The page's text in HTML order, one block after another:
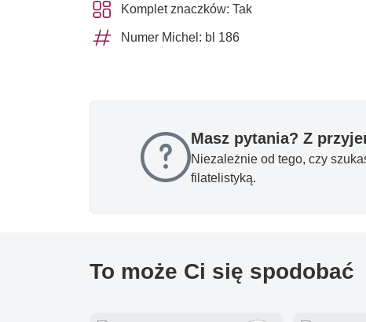
Komplet znaczków: Tak
Numer Michel: bl 186
Masz pytania? Z
Niezależnie od tego, czy
filatelistyką.
To może Ci się spodobać